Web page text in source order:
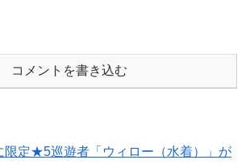
コメントを書き込む
限定★5巡遊者「ウィロー（水着）」が